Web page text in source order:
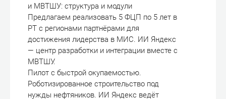
и МВТШУ: структура и модули
Предлагаем реализовать 5 ФЦП по 5 лет в
РТ с регионами партнёрами для
достижения лидерства в МИС. ИИ Яндекс
— центр разработки и интеграции вместе с
МВТШУ.
Пилот с быстрой окупаемостью.
Роботизированное строительство под
нужды нефтяников. ИИ Яндекс ведёт